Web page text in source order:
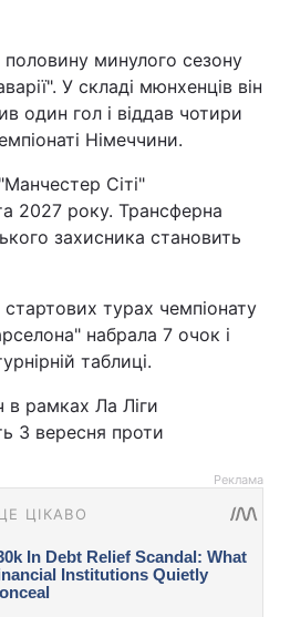
минулого сезону
У складі мюнхенців він
один гол і віддав чотири
Німеччини.
Сіті"
2027 року. Трансферна
захисника становить
турах чемпіонату
набрала 7 очок і
таблиці.
в рамках Ла Ліги
3 вересня проти
Реклама